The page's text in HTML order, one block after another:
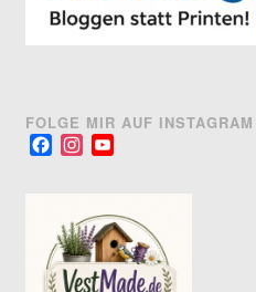
FOLGE MIR AUF
FacebookInstagram